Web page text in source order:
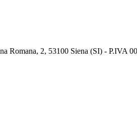
2, 53100 Siena (SI) - P.IVA